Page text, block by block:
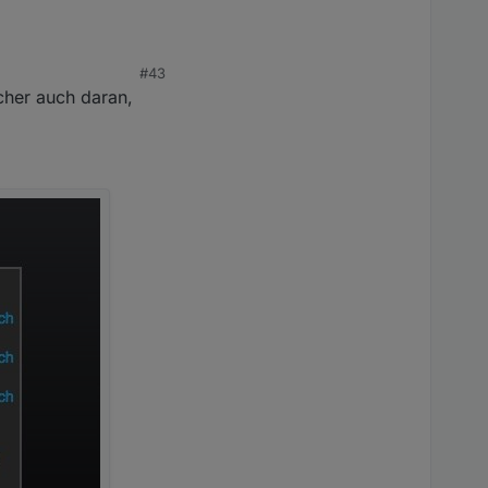
aber noch
angleichen
#43
auch daran,